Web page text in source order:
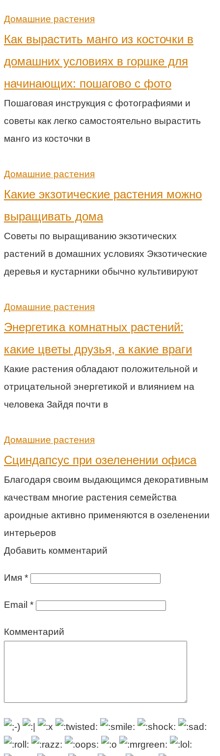
Домашние растения
Как вырастить манго из косточки в
домашних условиях в горшке для
начинающих: пошагово с фото
Пошаговая инструкция с фотографиями и
советы как легко самостоятельно вырастить
манго из косточки в
Домашние растения
Какие экзотические растения можно
выращивать дома
Советы по выращиванию экзотических
растений в домашних условиях Экзотические
деревья и кустарники обычно культивируют
Домашние растения
Энергетика комнатных растений:
какие цветы друзья, а какие враги
Какие растения обладают положительной и
отрицательной энергетикой и влиянием на
человека Зайдя почти в
Домашние растения
Сциндапсус при озеленении офиса
Благодаря своим выдающимся декоративным
качествам многие растения семейства
ароидные активно применяются в озеленении
интерьеров
Добавить комментарий
Имя *
Email *
Комментарий